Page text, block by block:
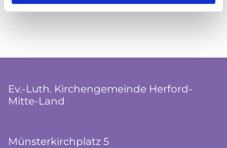
Ev.-Luth. Kirchengemeinde Herford-
Mitte-Land
Münsterkirchplatz 5